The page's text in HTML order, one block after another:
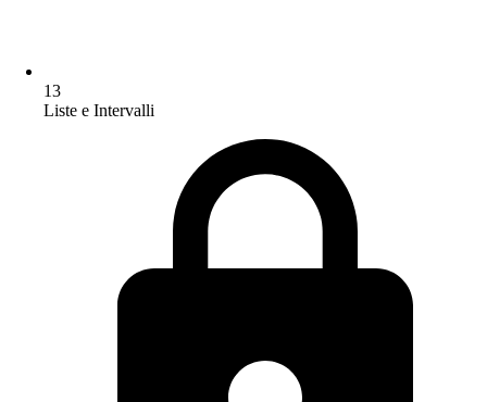
13
Liste e Intervalli